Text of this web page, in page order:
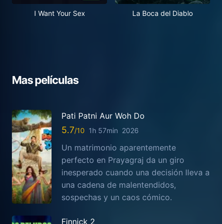
I Want Your Sex La Boca del Diablo
Mas películas
Pati Patni Aur Woh Do
5.7 1h 57min 2026
Un matrimonio aparentemente
perfecto en Prayagraj da un giro
inesperado cuando una decisión lleva a
una cadena de malentendidos,
sospechas y un caos cómico.
Finnick 2